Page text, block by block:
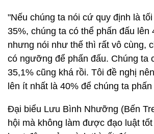
"Nếu chúng ta nói cứ quy định là
35%, chúng ta có thể phấn đấu lên
nhưng nói như thế thì rất vô cùng,
có ngưỡng để phấn đấu. Chúng ta
35,1% cũng khá rồi. Tôi đề nghị
lên ít nhất là 40% để chúng ta phấn
Đại biểu Lưu Bình Nhưỡng (Bến
hội mà không làm được đạo luật